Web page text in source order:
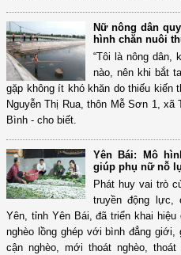
Nữ nông dân
hình chăn nuôi
“Tôi là nông dân,
nào, nên khi bắt
gặp không ít khó khăn do thiếu kiến
Nguyễn Thị Rua, thôn Mễ Sơn 1, xã
Bình - cho biết.
Yên Bái: Mô
giúp phụ nữ nỗ
Phát huy vai trò
truyền động lực,
Yên, tỉnh Yên Bái, đã triển khai
nghèo lồng ghép với bình đẳng
cận nghèo, mới thoát nghèo,